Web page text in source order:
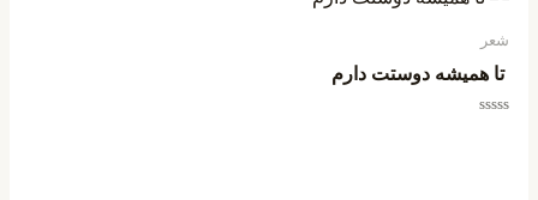
شعر
تا همیشه دوستت دارم